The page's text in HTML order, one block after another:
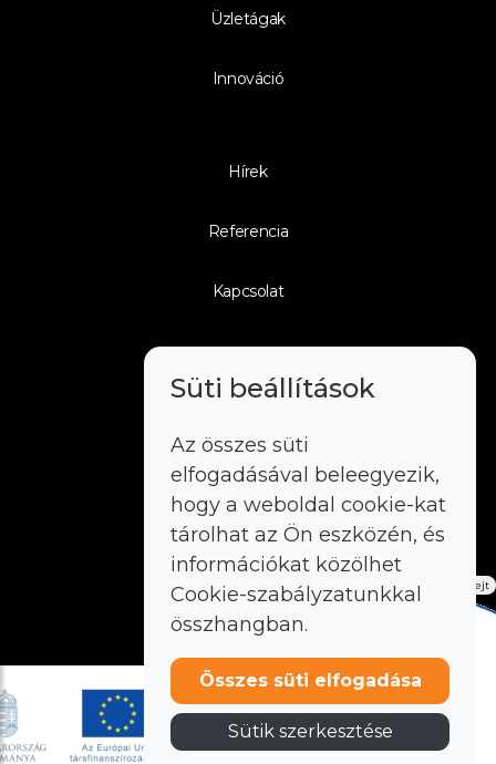
Üzletágak
Innováció
Hírek
Referencia
Kapcsolat
Pályázat
Impresszum
Adatkezelés
DESIGN
Elrejt
Süti beállítások
Az összes süti
elfogadásával beleegyezik,
hogy a weboldal cookie-kat
tárolhat az Ön eszközén, és
információkat közölhet
Cookie-szabályzatunkkal
összhangban.
Összes süti elfogadása
Sütik szerkesztése